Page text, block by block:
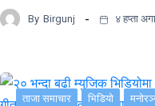
By Birgunj ४ हप्ता
ताजा समाचार भिडियो